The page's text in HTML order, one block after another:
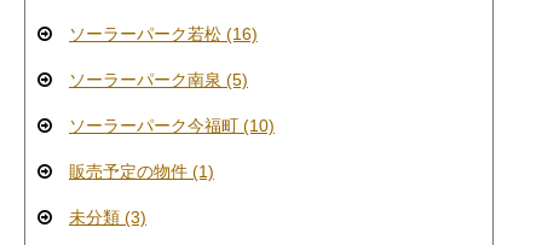
ソーラーパーク若松 (16)
ソーラーパーク南泉 (5)
ソーラーパーク今福町 (10)
販売予定の物件 (1)
未分類 (3)